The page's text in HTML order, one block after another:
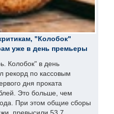
"Колобок"
уже в день премьеры
Колобок" в день
рекорд по кассовым
дня проката
Это больше, чем
При этом общие сборы